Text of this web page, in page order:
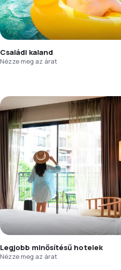
Családi kaland
Nézze meg az árat
Legjobb minősítésű hotelek
Nézze meg az árat